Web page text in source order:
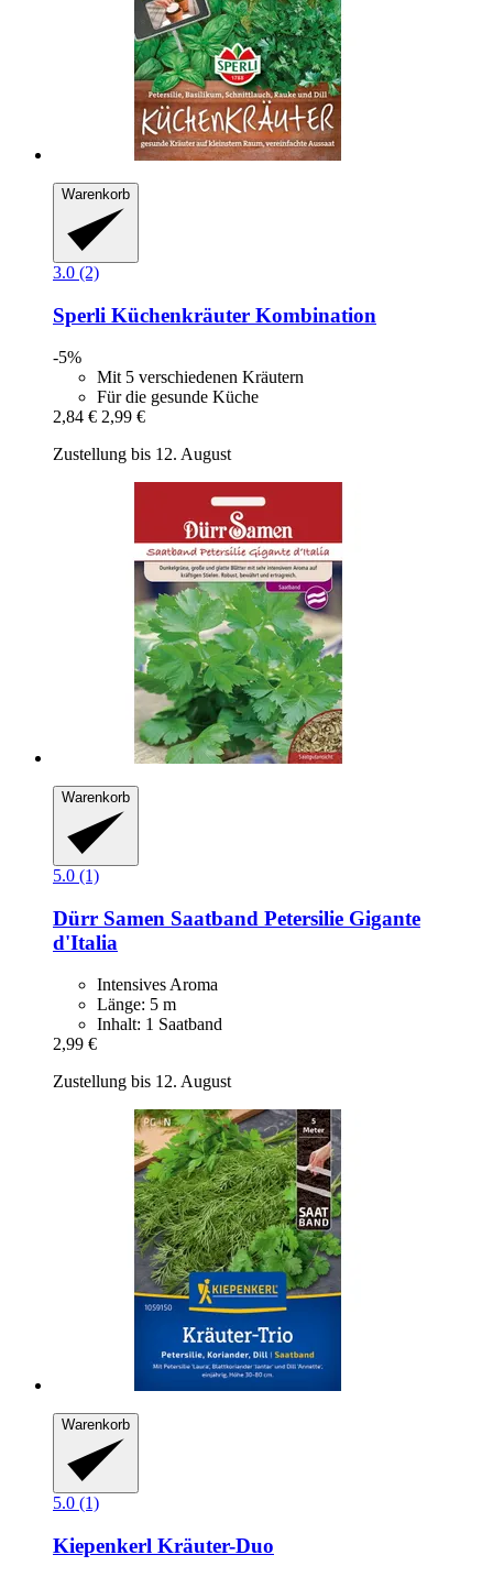
Warenkorb
3.0 (2)
Sperli Küchenkräuter Kombination
-5%
Mit 5 verschiedenen Kräutern
Für die gesunde Küche
2,84 € 2,99 €
Zustellung bis 12. August
Warenkorb
5.0 (1)
Dürr Samen Saatband Petersilie Gigante
d'Italia
Intensives Aroma
Länge: 5 m
Inhalt: 1 Saatband
2,99 €
Zustellung bis 12. August
Warenkorb
5.0 (1)
Kiepenkerl Kräuter-​Duo